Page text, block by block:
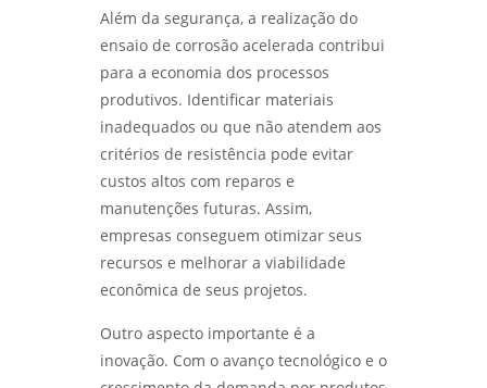
DESVENDANDO O ENSAIO METALOGRÁFICO
DO AÇO: SEGREDOS PARA MATERIAIS DE ALTA
PERFORMANCE - LABMETAL
DESVENDANDO MISTÉRIOS: COMO A ANÁLISE
DE FALHAS TRANSFORMA EQUIPAMENTOS DE
PROCESSO - LABMETAL
DESCUBRA OS SEGREDOS DO LABORATÓRIO
METALOGRÁFICO E TRANSFORME SEUS
METALOGRÁFICA DE METAIS PARA INOVAÇÕES
DESVENDANDO O ENSAIO METALOGRÁFICO: A
Laboratório metalúrgico
Qualificação de soldadores
Serviço de qualificação de soldador
analise de quebra de parafusos
análise de falhas em engrenagens
análise de falhas em engrenagens em sp
análise de falhas em equipamentos
análise de falhas em rolamentos em sp
Além da segurança, a realização do
ensaio de corrosão acelerada contribui
para a economia dos processos
produtivos. Identificar materiais
inadequados ou que não atendem aos
critérios de resistência pode evitar
custos altos com reparos e
manutenções futuras. Assim,
empresas conseguem otimizar seus
recursos e melhorar a viabilidade
econômica de seus projetos.
Outro aspecto importante é a
inovação. Com o avanço tecnológico e o